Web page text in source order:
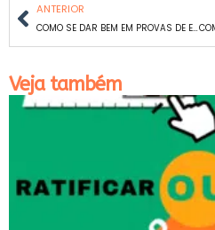
ANTERIOR
COMO SE DAR BEM EM PROVAS DE ESPANHOL PARA CONCURSOS: DICAS E ESTRATÉGIAS EFICAZES
Veja também